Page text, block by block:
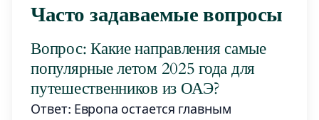
Часто задаваемые вопросы
Вопрос: Какие направления самые
популярные летом 2025 года для
путешественников из ОАЭ?
Ответ: Европа остается главным